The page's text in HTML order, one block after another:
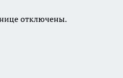
отключены.